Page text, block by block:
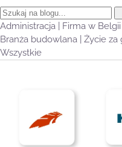
Administracja Firma w Belgii
Branża budowlana
Życie za
Wszystkie